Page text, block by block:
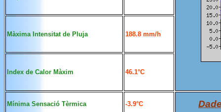
Màxima Intensitat de Pluja 188.8 mm/h
Index de Calor Màxim 46.1°C
Mínima Sensació Tèrmica -3.9°C